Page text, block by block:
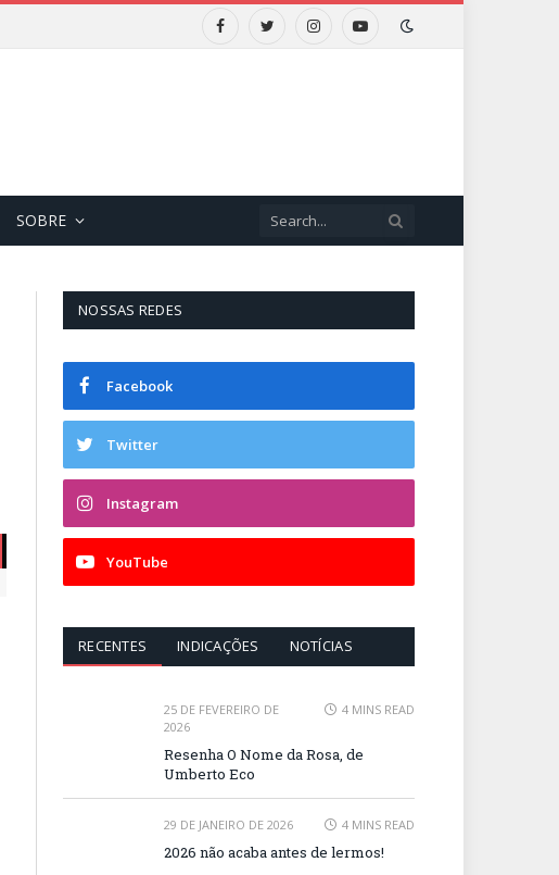
FacebookTwitterInstagramYouTube
SOBRE
NOSSAS REDES
Facebook
Twitter
Instagram
YouTube
RECENTES INDICAÇÕES NOTÍCIAS
25 DE FEVEREIRO DE
2026
4 MINS READ
Resenha O Nome da Rosa, de
Umberto Eco
29 DE JANEIRO DE 2026 4 MINS READ
2026 não acaba antes de lermos!